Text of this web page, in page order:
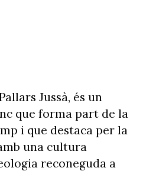
Jussà, és un
que forma part de la
i que destaca per la
una cultura
reconeguda a